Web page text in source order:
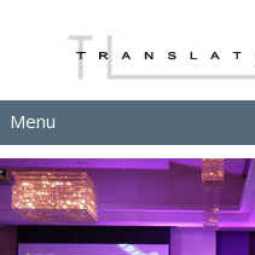
Menu
HOME
SERVICES
EVENT SET 1